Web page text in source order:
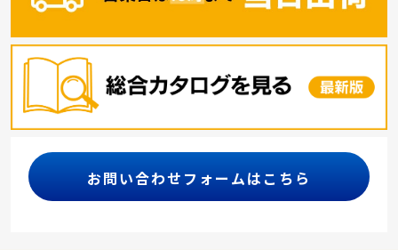
お問い合わせフォームはこちら